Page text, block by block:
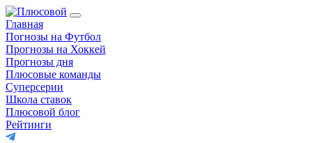
Главная
Погнозы на Футбол
Прогнозы на Хоккей
Прогнозы дня
Плюсовые команды
Суперсерии
Школа ставок
Плюсовой блог
Рейтинги